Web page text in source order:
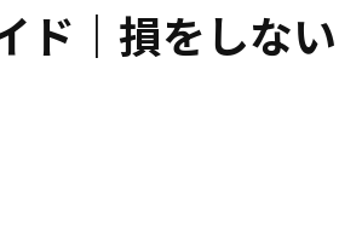
ド｜損をしない